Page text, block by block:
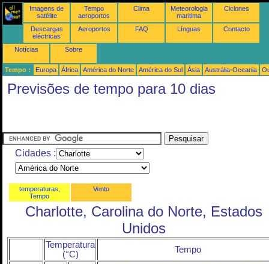
Imagens de
satélite
Tempo
aeroportos
Clima
Meteorologia
maritima
Ciclones
Descargas
eléctricas
Aeroportos FAQ Línguas Contacto
Notícias Sobre
Tempo : Europa África América do Norte América do Sul Ásia Austrália-Oceania
Previsões de tempo para 10 dias
Cidades :
temperaturas,
Tempo
Vento
Charlotte, Carolina do Norte, Estados
Unidos
Temperatura
(°C)
Tempo